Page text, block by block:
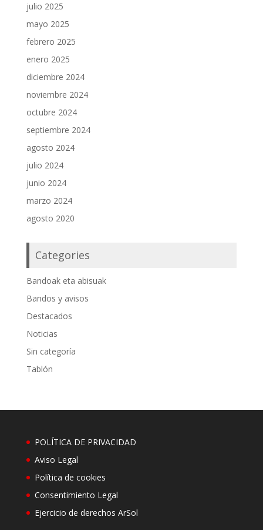
julio 2025
mayo 2025
febrero 2025
enero 2025
diciembre 2024
noviembre 2024
octubre 2024
septiembre 2024
agosto 2024
julio 2024
junio 2024
marzo 2024
agosto 2020
Categories
Bandoak eta abisuak
Bandos y avisos
Destacados
Noticias
Sin categoría
Tablón
POLÍTICA DE PRIVACIDAD
Aviso Legal
Política de cookies
Consentimiento Legal
Ejercicio de derechos ArSol